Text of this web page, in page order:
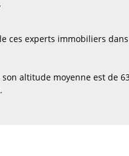
ces experts immobiliers
son altitude moyenne est de